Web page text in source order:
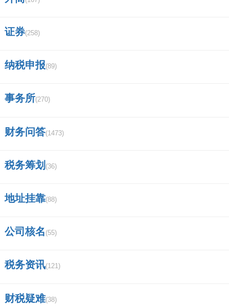
的期间等等，这些信息通常可以在相关机构网站
余额表的编制、损益表和资产负债表的制作方法
写财务报表时，应根据所需指标逐项列出数据，
务报表之前，请仔细检查所填写的数据是否准
请注意，不同种类的财务报表填报的方法和要求
可能有所不同，因此在填报财务报表时，请仔细
证券(258)
纳税申报(89)
事务所(270)
财务问答(1473)
税务筹划 (36)
地址挂靠(88)
公司核名 (55)
税务资讯(121)
财税疑难(38)